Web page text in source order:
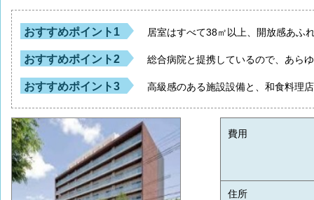
おすすめポイント1 居室はすべて38㎡以上、開放感あふ
おすすめポイント2 総合病院と提携しているので、あら
おすすめポイント3 高級感のある施設設備と、和食料理
費用
住所